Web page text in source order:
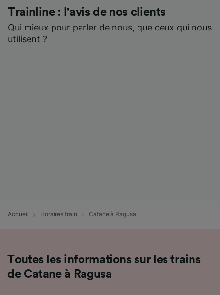
Trainline : l'avis de nos clients
Qui mieux pour parler de nous, que ceux qui nous
utilisent ?
Accueil Horaires train Catane à Ragusa
Toutes les informations sur les trains
de Catane à Ragusa